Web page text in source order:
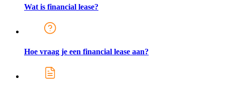
Wat is financial lease?
Hoe vraag je een financial lease aan?